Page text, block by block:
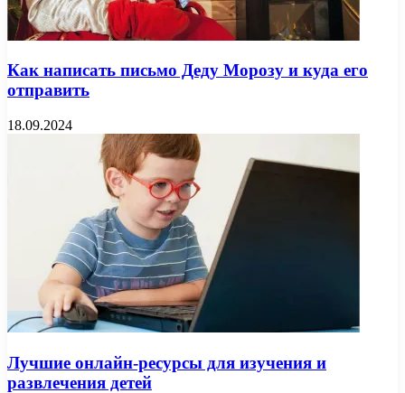
Как написать письмо Деду Морозу и куда его
отправить
18.09.2024
Лучшие онлайн-ресурсы для изучения и
развлечения детей